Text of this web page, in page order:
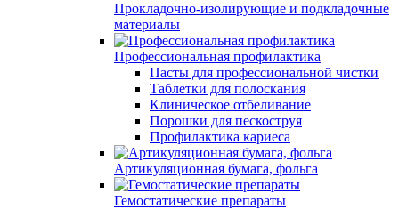
Прокладочно-изолирующие и подкладочные
материалы
Профессиональная профилактика
Пасты для профессиональной чистки
Таблетки для полоскания
Клиническое отбеливание
Порошки для пескоструя
Профилактика кариеса
Артикуляционная бумага, фольга
Гемостатические препараты